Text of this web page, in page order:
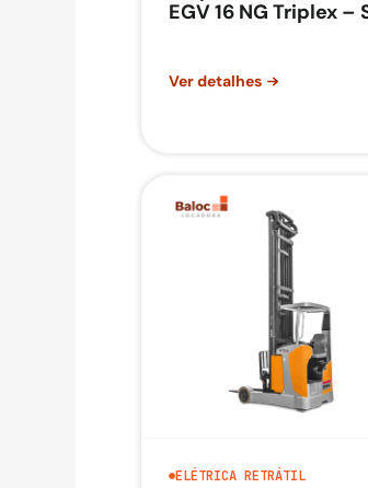
EGV 16 NG Triplex –
Ver detalhes
ELÉTRICA RETRÁTIL